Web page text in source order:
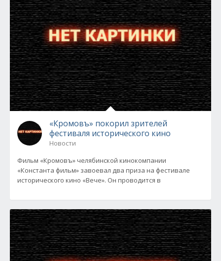
«Кромовъ» покорил зрителей
фестиваля исторического кино
Новости
Фильм «Кромовъ» челябинской кинокомпании
«Константа фильм» завоевал два приза на фестивале
исторического кино «Вече». Он проводится в